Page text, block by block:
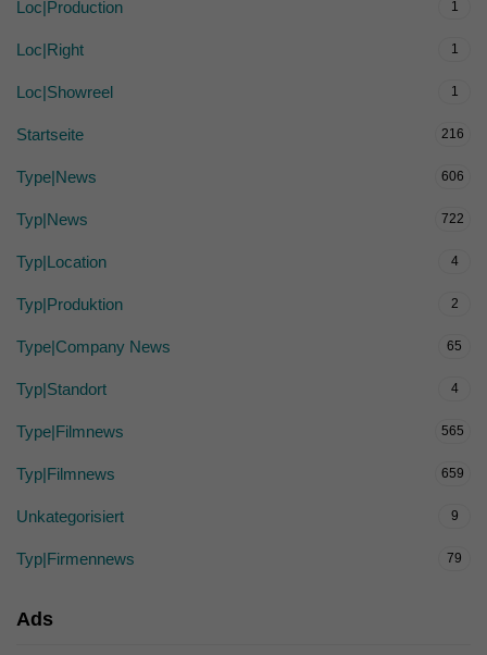
Loc|Production 1
Loc|Right 1
Loc|Showreel 1
Startseite 216
Type|News 606
Typ|News 722
Typ|Location 4
Typ|Produktion 2
Type|Company News 65
Typ|Standort 4
Type|Filmnews 565
Typ|Filmnews 659
Unkategorisiert 9
Typ|Firmennews 79
Ads